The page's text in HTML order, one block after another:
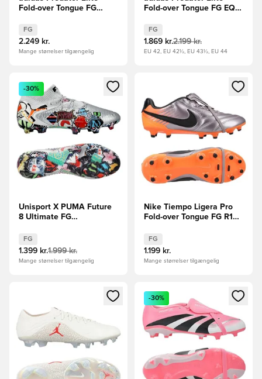
Fold-over Tongue FG
EDITION
FG
2.249 kr.
Mange størrelser tilgængelig
Fold-over Tongue FG EQT
EDITION
FG
1.869 kr.2.199 kr.
EU 42, EU 42½, EU 43½, EU 44
Åbner en Modal til at logge ind eller tilmelde dig som
-30%
Unisport X PUMA Future
8 Ultimate FG
Silver/PUMA Sort/Rød/Blå
LIMITED EDITION
FG
1.399 kr.1.999 kr.
Mange størrelser tilgængelig
Åbner en Modal til at logge
Nike Tiempo Ligera Pro
Fold-over Tongue FG R10
FG
1.199 kr.
Mange størrelser tilgængelig
Åbner en Modal til at logge ind eller tilmelde dig som
Åbner en Modal til at logge
-30%